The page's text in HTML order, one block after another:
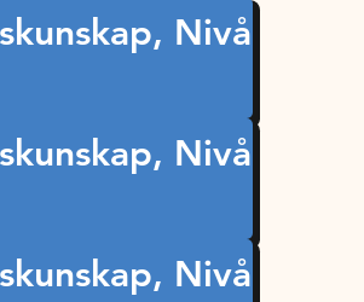
Nivå
Nivå
Nivå